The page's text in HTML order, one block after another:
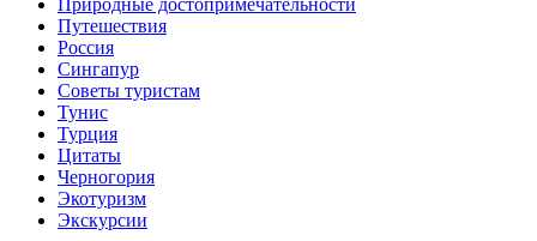
Путешествия
Россия
Сингапур
Советы туристам
Тунис
Турция
Цитаты
Черногория
Экотуризм
Экскурсии